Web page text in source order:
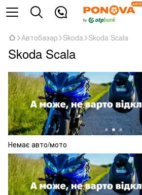
Автобазар Skoda Skoda Scala
Skoda Scala
Немає авто/мото